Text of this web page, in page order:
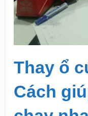
Thay ổ
Cách